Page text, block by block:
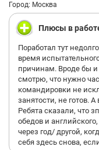
Город: Москва
Плюсы в
Поработал тут
время
причинам. Вроде бы и
смотрю, что нужно
командировки не
занятости, не готов.
Ребята сказали, что
обедов и
через год/ другой,
себя здесь снова,